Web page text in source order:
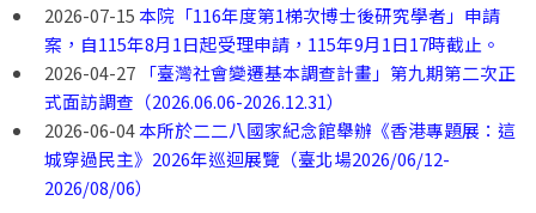
2026-07-15 本院「116年度第1梯次博士後研究學者」申請
案，自115年8月1日起受理申請，115年9月1日17時截止。
2026-04-27
「臺灣社會變遷基本調查計畫」第九期第二次正
式面訪調查（2026.06.06-2026.12.31）
2026-06-04本所於二二八國家紀念館舉辦《香港專題展：這
城穿過民主》2026年巡迴展覽（臺北場2026/06/12-
2026/08/06）